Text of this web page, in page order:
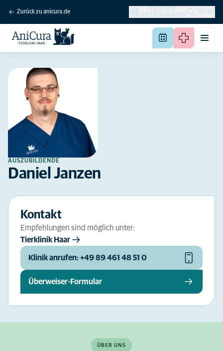
Zurück zu anicura.de
DEUTSCH
(DEUTSCHLAND)
SUCHE
AUSZUBILDENDE
Daniel Janzen
Kontakt
Empfehlungen sind möglich unter:
Tierklinik Haar
Klinik anrufen: +49 89 461 48 51 0
Überweiser-Formular
ÜBER UNS